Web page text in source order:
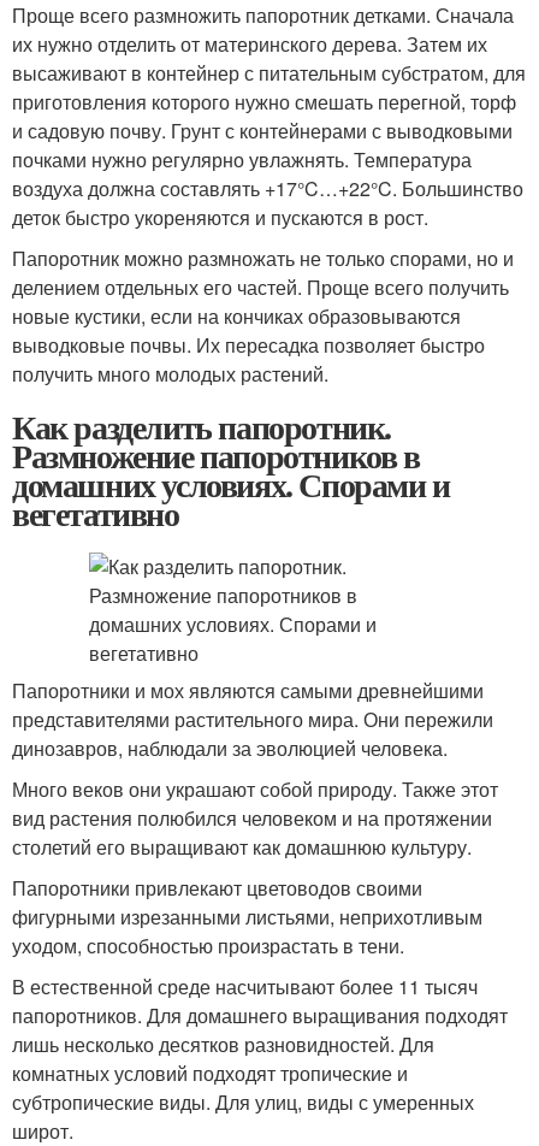
Проще всего размножить папоротник детками. Сначала
их нужно отделить от материнского дерева. Затем их
высаживают в контейнер с питательным субстратом, для
приготовления которого нужно смешать перегной, торф
и садовую почву. Грунт с контейнерами с выводковыми
почками нужно регулярно увлажнять. Температура
воздуха должна составлять +17°C…+22°C. Большинство
деток быстро укореняются и пускаются в рост.
Папоротник можно размножать не только спорами, но и
делением отдельных его частей. Проще всего получить
новые кустики, если на кончиках образовываются
выводковые почвы. Их пересадка позволяет быстро
получить много молодых растений.
Как разделить папоротник.
Размножение папоротников в
домашних условиях. Спорами и
вегетативно
Папоротники и мох являются самыми древнейшими
представителями растительного мира. Они пережили
динозавров, наблюдали за эволюцией человека.
Много веков они украшают собой природу. Также этот
вид растения полюбился человеком и на протяжении
столетий его выращивают как домашнюю культуру.
Папоротники привлекают цветоводов своими
фигурными изрезанными листьями, неприхотливым
уходом, способностью произрастать в тени.
В естественной среде насчитывают более 11 тысяч
папоротников. Для домашнего выращивания подходят
лишь несколько десятков разновидностей. Для
комнатных условий подходят тропические и
субтропические виды. Для улиц, виды с умеренных
широт.